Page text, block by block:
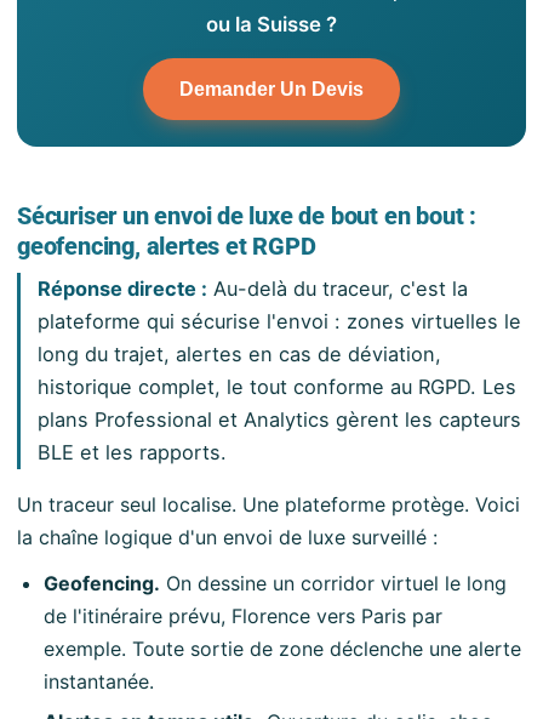
ou la Suisse ?
Demander Un Devis
Sécuriser un envoi de luxe de bout en bout :
geofencing, alertes et RGPD
Réponse directe : Au-delà du traceur, c'est la
plateforme qui sécurise l'envoi : zones virtuelles le
long du trajet, alertes en cas de déviation,
historique complet, le tout conforme au RGPD. Les
plans Professional et Analytics gèrent les capteurs
BLE et les rapports.
Un traceur seul localise. Une plateforme protège. Voici
la chaîne logique d'un envoi de luxe surveillé :
Geofencing. On dessine un corridor virtuel le long
de l'itinéraire prévu, Florence vers Paris par
exemple. Toute sortie de zone déclenche une alerte
instantanée.